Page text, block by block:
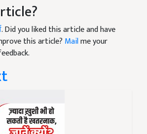
. Did you liked this article and have
this article? Mailme your